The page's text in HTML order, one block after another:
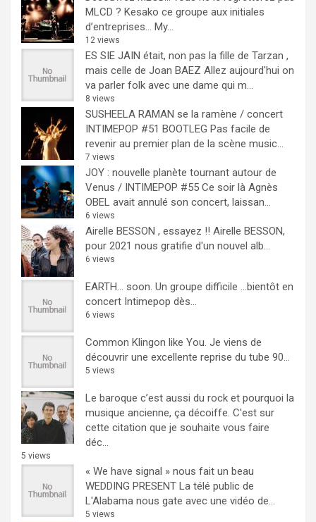
MLCD ? Kesako ce groupe aux initiales
d’entreprises… My...
12 views
ES SIE JAIN était, non pas la fille de Tarzan ,
mais celle de Joan BAEZ Allez aujourd'hui on
va parler folk avec une dame qui m...
8 views
SUSHEELA RAMAN se la ramène / concert
INTIMEPOP #51 BOOTLEG Pas facile de
revenir au premier plan de la scène music...
7 views
JOY : nouvelle planète tournant autour de
Venus / INTIMEPOP #55 Ce soir là Agnès
OBEL avait annulé son concert, laissan...
6 views
Airelle BESSON , essayez !! Airelle BESSON,
pour 2021 nous gratifie d'un nouvel alb...
6 views
EARTH… soon. Un groupe difficile ...bientôt en
concert Intimepop dès...
6 views
Common Klingon like You. Je viens de
découvrir une excellente reprise du tube 90...
5 views
Le baroque c’est aussi du rock et pourquoi la
musique ancienne, ça décoiffe. C'est sur
cette citation que je souhaite vous faire
déc...
5 views
« We have signal » nous fait un beau
WEDDING PRESENT La télé public de
L'Alabama nous gate avec une vidéo de...
5 views